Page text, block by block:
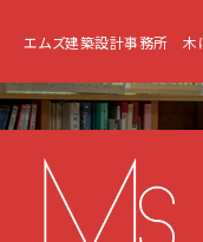
エムズ建築設計事務所 木